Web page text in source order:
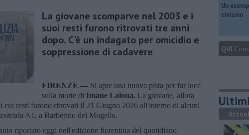
La giovane scomparve nel 2003 e i
suoi resti furono ritrovati tre anni
dopo. C'è un indagato per omicidio e
soppressione di cadavere
FIRENZE — Si apre una nuova pista per far luce
sulla morte di Imane Laloua. La giovane, allora
i cui resti furono ritrovati il 21 Giugno 2026 all'interno di alcuni
A1, a Barberino del Mugello.
riportato oggi nell'edizione fiorentina del quotidiano
​Un
civismo
QUI